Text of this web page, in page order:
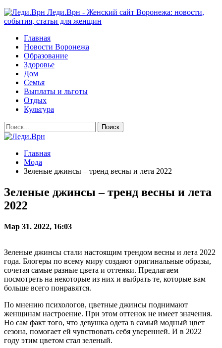
Леди.Врн - Женский сайт Воронежа: новости,
события, статьи для женщин
Главная
Новости Воронежа
Образование
Здоровье
Дом
Семья
Выплаты и льготы
Отдых
Культура
Главная
Мода
Зеленые джинсы – тренд весны и лета 2022
Зеленые джинсы – тренд весны и лета
2022
Мар 31. 2022, 16:03
Зеленые джинсы стали настоящим трендом весны и лета 2022
года. Блогеры по всему миру создают оригинальные образы,
сочетая самые разные цвета и оттенки. Предлагаем
посмотреть на некоторые из них и выбрать те, которые вам
больше всего понравятся.
По мнению психологов, цветные джинсы поднимают
женщинам настроение. При этом оттенок не имеет значения.
Но сам факт того, что девушка одета в самый модный цвет
сезона, помогает ей чувствовать себя уверенней. И в 2022
году этим цветом стал зеленый.